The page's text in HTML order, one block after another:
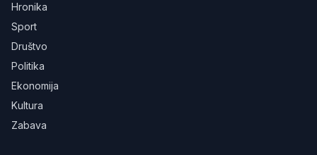
Hronika
Sport
Društvo
Politika
Ekonomija
Kultura
Zabava